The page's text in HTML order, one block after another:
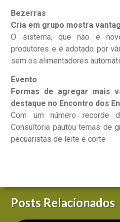
Bezerras
Cria em grupo mostra
O sistema, que não é
produtores e é adotado por
sem os alimentadores
Evento
Formas de agregar mais
destaque no Encontro dos
Com um número recorde
Consultoria pautou temas de
pecuaristas de leite e corte
Posts Relacionados